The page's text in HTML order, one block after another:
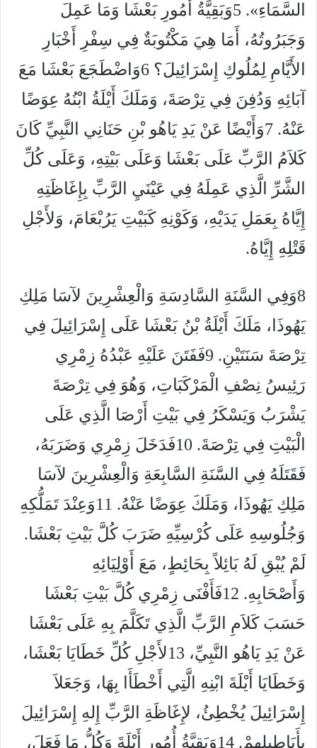
السَّمَاءِ». 5وَبَقِيَّةُ أُمُورِ بَعْشَا وَمَا عَمِلَ
وَجَبَرُوتُهُ، أَمَا هِيَ مَكْتُوبَةٌ فِي سِفْرِ أَخْبَارِ
الأَيَّامِ لِمُلُوكِ إِسْرَائِيلَ؟ 6وَاضْطَجَعَ بَعْشَا مَعَ
آبَائِهِ وَدُفِنَ فِي تِرْصَةَ، وَمَلَكَ أَيْلَةُ ابْنُهُ عِوَضًا
عَنْهُ. 7وَأَيْضًا عَنْ يَدِ يَاهُو بْنِ حَنَانِي النَّبِيِّ كَانَ
كَلاَمُ الرَّبِّ عَلَى بَعْشَا وَعَلَى بَيْتِهِ، وَعَلَى كُلِّ
الشَّرِّ الَّذِي عَمِلَهُ فِي عَيْنَيِ الرَّبِّ بِإِغَاظَتِهِ
إِيَّاهُ بِعَمَلِ يَدَيْهِ، وَكَوْنِهِ كَبَيْتِ يَرُبْعَامَ، وَلأَجْلِ
قَتْلِهِ إِيَّاهُ.
8وَفِي السَّنَةِ السَّادِسَةِ وَالْعِشْرِينَ لآسَا مَلِكِ
يَهُوذَا، مَلَكَ أَيْلَةُ بْنُ بَعْشَا عَلَى إِسْرَائِيلَ فِي
تِرْصَةَ سَنَتَيْنِ. 9فَفَتَنَ عَلَيْهِ عَبْدُهُ زِمْرِي
رَئِيسُ نِصْفِ الْمَرْكَبَاتِ، وَهُوَ فِي تِرْصَةَ
يَشْرَبُ وَيَسْكَرُ فِي بَيْتِ أَرْصَا الَّذِي عَلَى
الْبَيْتِ فِي تِرْصَةَ. 10فَدَخَلَ زِمْرِي وَضَرَبَهُ،
فَقَتَلَهُ فِي السَّنَةِ السَّابِعَةِ وَالْعِشْرِينَ لآسَا
مَلِكِ يَهُوذَا، وَمَلَكَ عِوَضًا عَنْهُ. 11وَعِنْدَ تَمَلُّكِهِ
وَجُلُوسِهِ عَلَى كُرْسِيِّهِ ضَرَبَ كُلَّ بَيْتِ بَعْشَا.
لَمْ يُبْقِ لَهُ بَائِلاً بِحَائِطٍ، مَعَ أَوْلِيَائِهِ
وَأَصْحَابِهِ. 12فَأَفْنَى زِمْرِي كُلَّ بَيْتِ بَعْشَا
حَسَبَ كَلاَمِ الرَّبِّ الَّذِي تَكَلَّمَ بِهِ عَلَى بَعْشَا
عَنْ يَدِ يَاهُو النَّبِيِّ، 13لأَجْلِ كُلِّ خَطَايَا بَعْشَا،
وَخَطَايَا أَيْلَةَ ابْنِهِ الَّتِي أَخْطَأَا بِهَا، وَجَعَلاَ
إِسْرَائِيلَ يُخْطِئُ، لإِغَاظَةِ الرَّبِّ إِلهِ إِسْرَائِيلَ
بِأَبَاطِيلِهِمْ. 14وَبَقِيَّةُ أُمُورِ أَيْلَةَ وَكُلُّ مَا فَعَلَ،